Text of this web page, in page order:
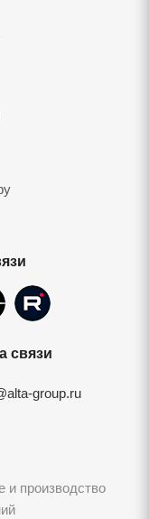
связи
group.ru
и производство